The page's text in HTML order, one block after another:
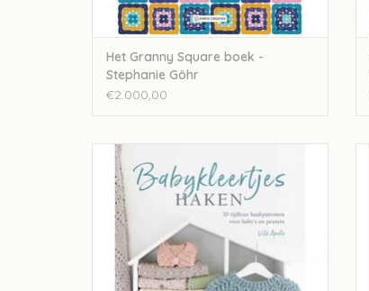
Het Granny Square boek -
Stephanie Göhr
€2.000,00
TOEVOEGEN AAN WINKELWAGEN